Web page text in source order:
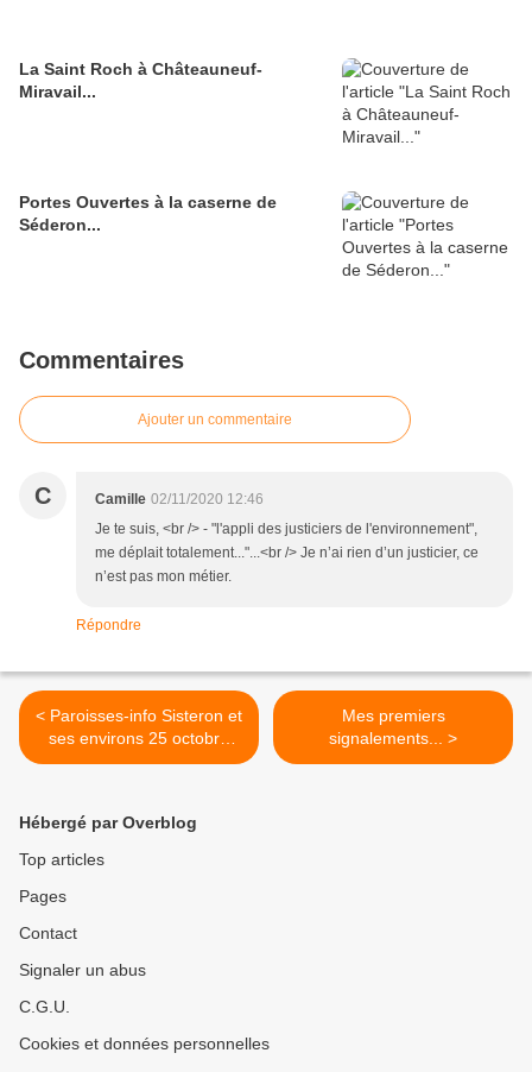
La Saint Roch à Châteauneuf-
Miravail...
Portes Ouvertes à la caserne de
Séderon...
Commentaires
Ajouter un commentaire
C Camille 02/11/2020 12:46
Je te suis, <br /> - "l'appli des justiciers de l'environnement",
me déplait totalement..."...<br /> Je n’ai rien d’un justicier, ce
n’est pas mon métier.
Répondre
< Paroisses-info Sisteron et
ses environs 25 octobre
2020...
Mes premiers
signalements... >
Hébergé par Overblog
Top articles
Pages
Contact
Signaler un abus
C.G.U.
Cookies et données personnelles